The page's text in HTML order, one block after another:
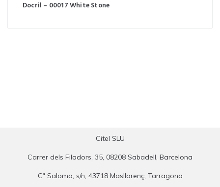
Docril – 00017 White Stone
Citel SLU
Carrer dels Filadors, 35, 08208 Sabadell, Barcelona
Cª Salomo, s/n, 43718 Masllorenç, Tarragona